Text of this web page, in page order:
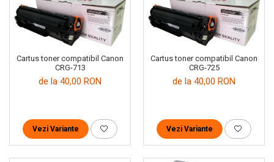
Cartus toner compatibil Canon
CRG-713
de la 40,00 RON
Vezi Variante
Cartus toner compatibil Canon
CRG-725
de la 40,00 RON
Vezi Variante